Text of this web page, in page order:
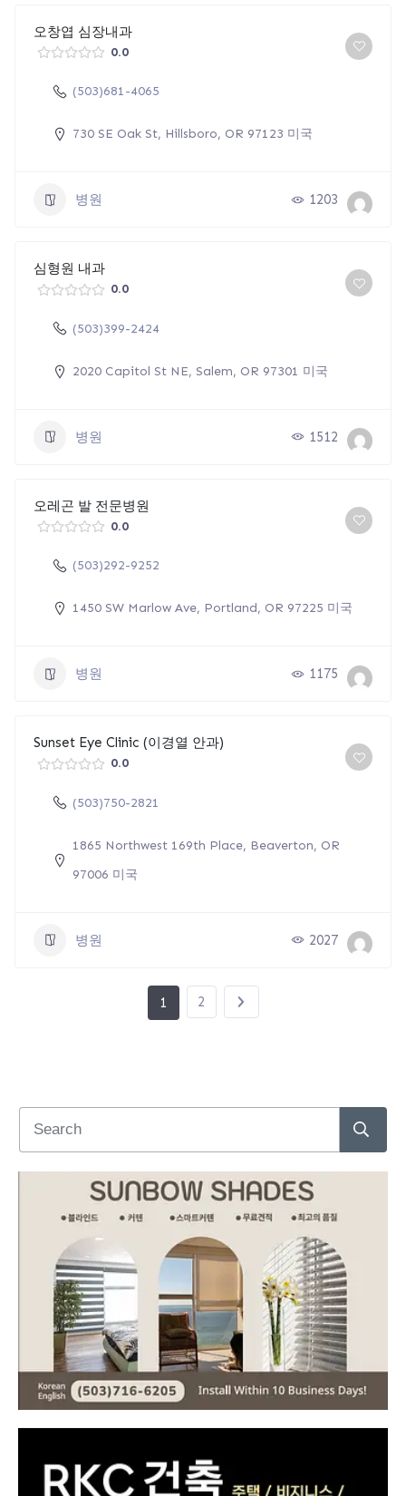
오창엽 심장내과
0.0
(503)681-4065
730 SE Oak St, Hillsboro, OR 97123 미국
병원 1203
심형원 내과
0.0
(503)399-2424
2020 Capitol St NE, Salem, OR 97301 미국
병원 1512
오레곤 발 전문병원
0.0
(503)292-9252
1450 SW Marlow Ave, Portland, OR 97225 미국
병원 1175
Sunset Eye Clinic (이경열 안과)
0.0
(503)750-2821
1865 Northwest 169th Place, Beaverton, OR
97006 미국
병원 2027
1 2